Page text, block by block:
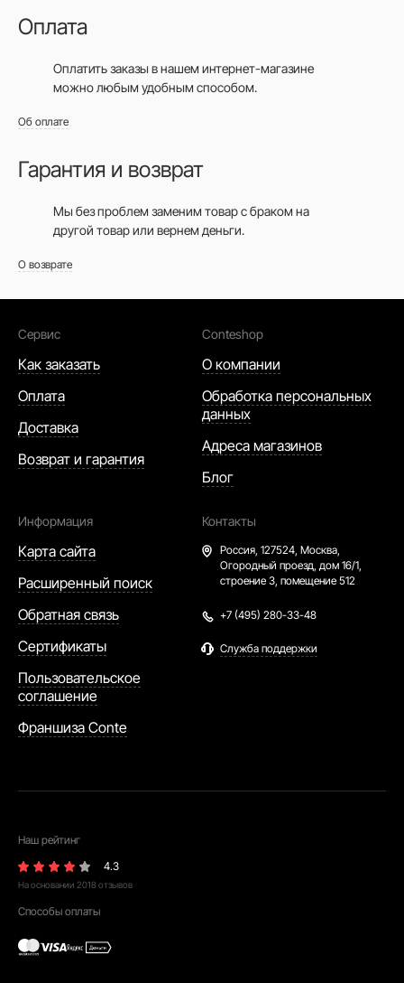
Оплата
Оплатить заказы в нашем интернет-магазине
можно любым удобным способом.
Об оплате
Гарантия и возврат
Мы без проблем заменим товар с браком на
другой товар или вернем деньги.
О возврате
Сервис
Как заказать
Оплата
Доставка
Возврат и гарантия
Conteshop
О компании
Обработка персональных
данных
Адреса магазинов
Блог
Информация
Карта сайта
Расширенный поиск
Обратная связь
Сертификаты
Пользовательское
соглашение
Франшиза Conte
Контакты
Россия, 127524, Москва,
Огородный проезд, дом 16/1,
строение 3, помещение 512
+7 (495) 280-33-48
Служба поддержки
Наш рейтинг
4.3
На основании 2018 отзывов
Способы оплаты